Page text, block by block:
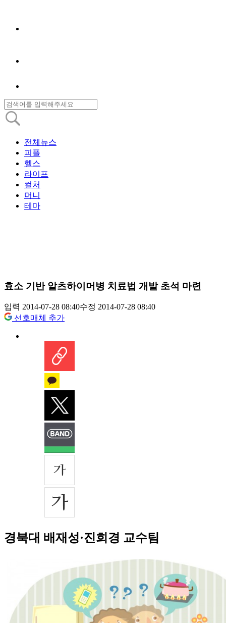
전체뉴스
피플
헬스
라이프
컬처
머니
테마
효소 기반 알츠하이머병 치료법 개발 초석 마련
입력 2014-07-28 08:40수정 2014-07-28 08:40
선호매체 추가
경북대 배재성·진희경 교수팀